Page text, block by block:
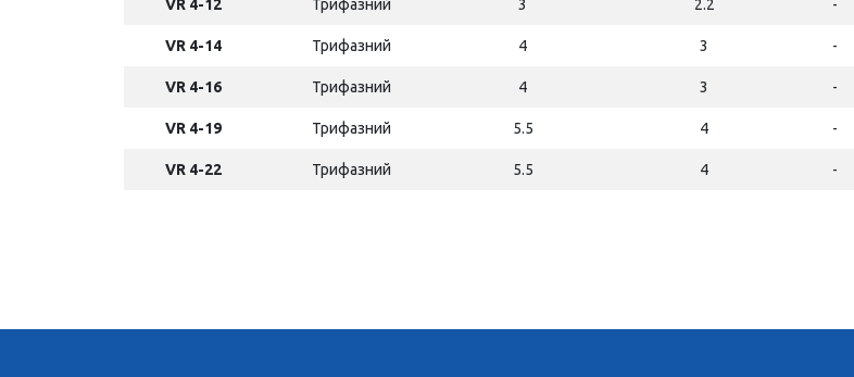
VR 4-12 Трифазний 3 2.2 -
VR 4-14 Трифазний 4 3 -
VR 4-16 Трифазний 4 3 -
VR 4-19 Трифазний 5.5 4 -
VR 4-22 Трифазний 5.5 4 -